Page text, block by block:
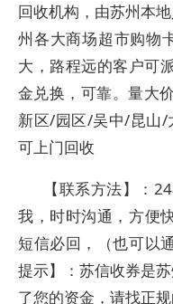
回收机构，由苏州本
州各大商场超市购物
大，路程远的客户可
金兑换，可靠。量大
新区/园区/吴中/昆山
可上门回收
【联系方法】：
我，时时沟通，方便
短信必回，（也可以
提示】：苏信收券是
了您的资金，请找正